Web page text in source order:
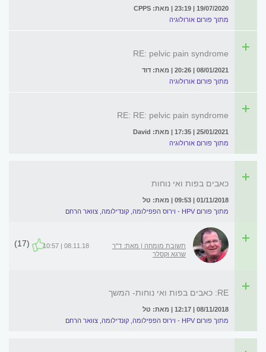
19/07/2020 | 23:19 | מאת: CPPS
מתוך פורום אורולוגיה
RE: pelvic pain syndrome
08/01/2021 | 20:26 | מאת: דוד
מתוך פורום אורולוגיה
RE: RE: pelvic pain syndrome
25/01/2021 | 17:35 | מאת: David
מתוך פורום אורולוגיה
כאבים בפות ואי נוחות
01/11/2018 | 09:53 | מאת: טל
מתוך פורום HPV - וירוס הפפילומה, קונדילומה, צוואר הרחם
תשובת מומחה | מאת: ד"ר
שרגא וקסלר
08.11.18 | 10:57
(17)
RE: כאבים בפות ואי נוחות- המשך
08/11/2018 | 12:17 | מאת: טל
מתוך פורום HPV - וירוס הפפילומה, קונדילומה, צוואר הרחם